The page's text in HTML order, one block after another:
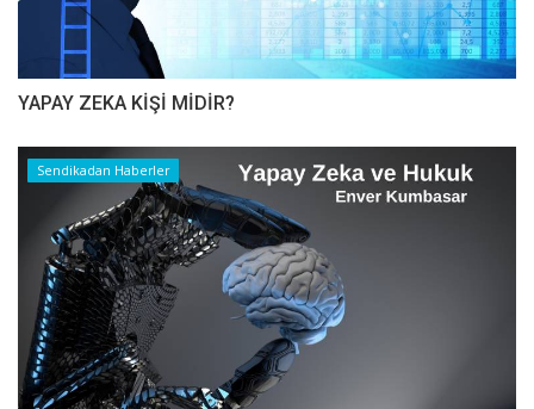
YAPAY ZEKA KİŞİ MİDİR?
Sendikadan Haberler